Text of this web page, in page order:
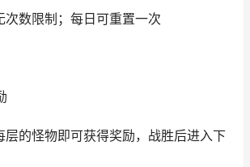
次数限制；每日可重置一次
层的怪物即可获得奖励，战胜后进入下